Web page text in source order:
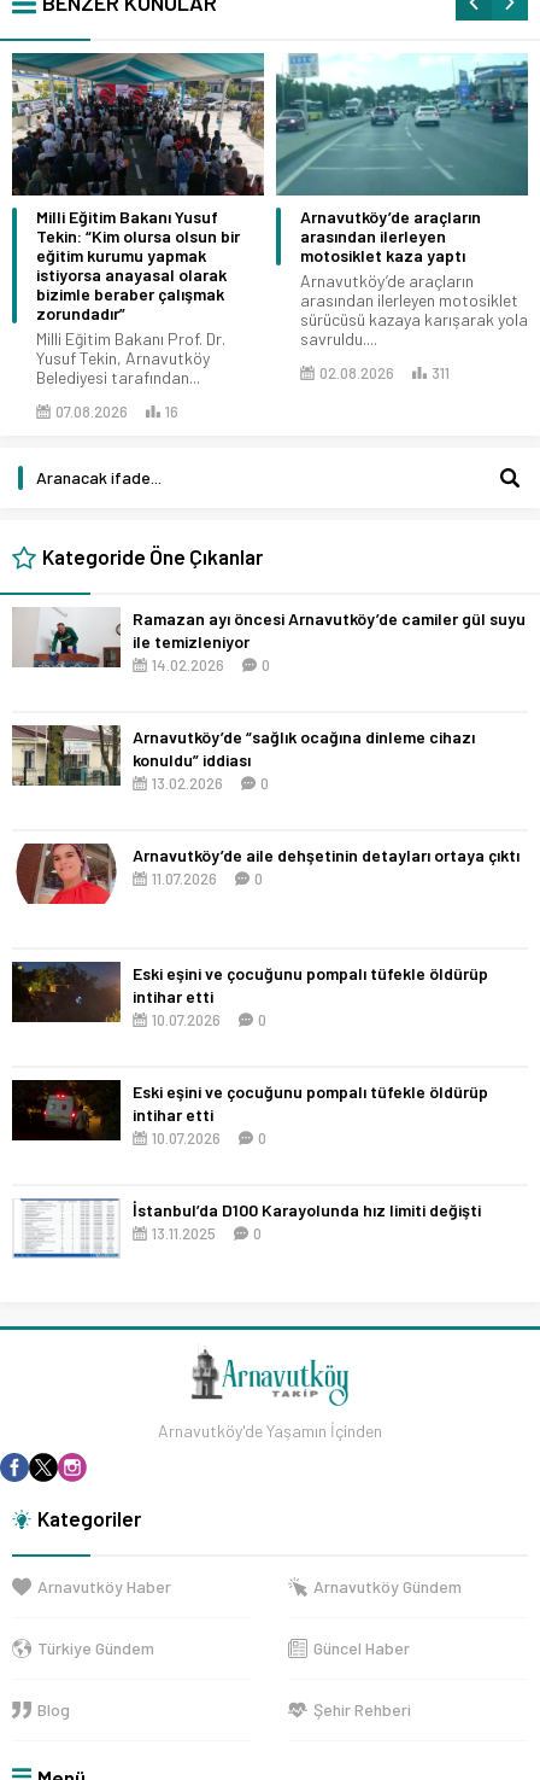
Milli Eğitim Bakanı Yusuf
Tekin: “Kim olursa olsun bir
eğitim kurumu yapmak
istiyorsa anayasal olarak
bizimle beraber çalışmak
zorundadır”
Milli Eğitim Bakanı Prof. Dr.
Yusuf Tekin, Arnavutköy
Belediyesi tarafından...
07.08.2026 16
Arnavutköy’de araçların
arasından ilerleyen
motosiklet kaza yaptı
Arnavutköy’de araçların
arasından ilerleyen motosiklet
sürücüsü kazaya karışarak yola
savruldu....
02.08.2026 311
Kategoride Öne Çıkanlar
Ramazan ayı öncesi Arnavutköy’de camiler gül suyu
ile temizleniyor
14.02.2026 0
Arnavutköy’de “sağlık ocağına dinleme cihazı
konuldu” iddiası
13.02.2026 0
Arnavutköy’de aile dehşetinin detayları ortaya çıktı
11.07.2026 0
Eski eşini ve çocuğunu pompalı tüfekle öldürüp
intihar etti
10.07.2026 0
Eski eşini ve çocuğunu pompalı tüfekle öldürüp
intihar etti
10.07.2026 0
İstanbul’da D100 Karayolunda hız limiti değişti
13.11.2025 0
Arnavutköy'de Yaşamın İçinden
Kategoriler
Arnavutköy Haber Arnavutköy Gündem
Türkiye Gündem Güncel Haber
Blog Şehir Rehberi